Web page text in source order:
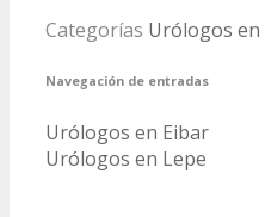
Categorías Urólogos en
Navegación de entradas
Urólogos en Eibar
Urólogos en Lepe